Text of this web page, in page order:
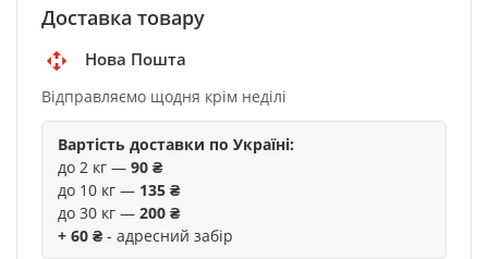
Доставка товару
Нова Пошта
Відправляємо щодня крім неділі
Вартість доставки по Україні:
до 2 кг — 90 ₴
до 10 кг — 135 ₴
до 30 кг — 200 ₴
+ 60 ₴ - адресний забір